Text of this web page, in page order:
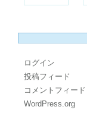
ログイン
投稿フィード
コメントフィード
WordPress.org